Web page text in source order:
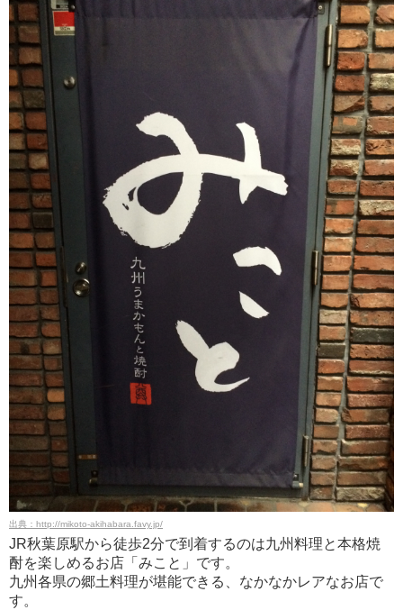
出典：http://mikoto-akihabara.favy.jp/
JR秋葉原駅から徒歩2分で到着するのは九州料理と本格焼
酎を楽しめるお店「みこと」です。
九州各県の郷土料理が堪能できる、なかなかレアなお店で
す。